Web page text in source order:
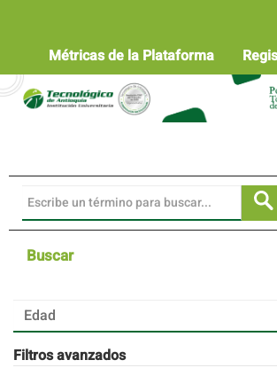
Contenido
principal
Barra
lateral
Métricas de la Plataforma
Buscar
Buscar
artículos
por
Filtros avanzados